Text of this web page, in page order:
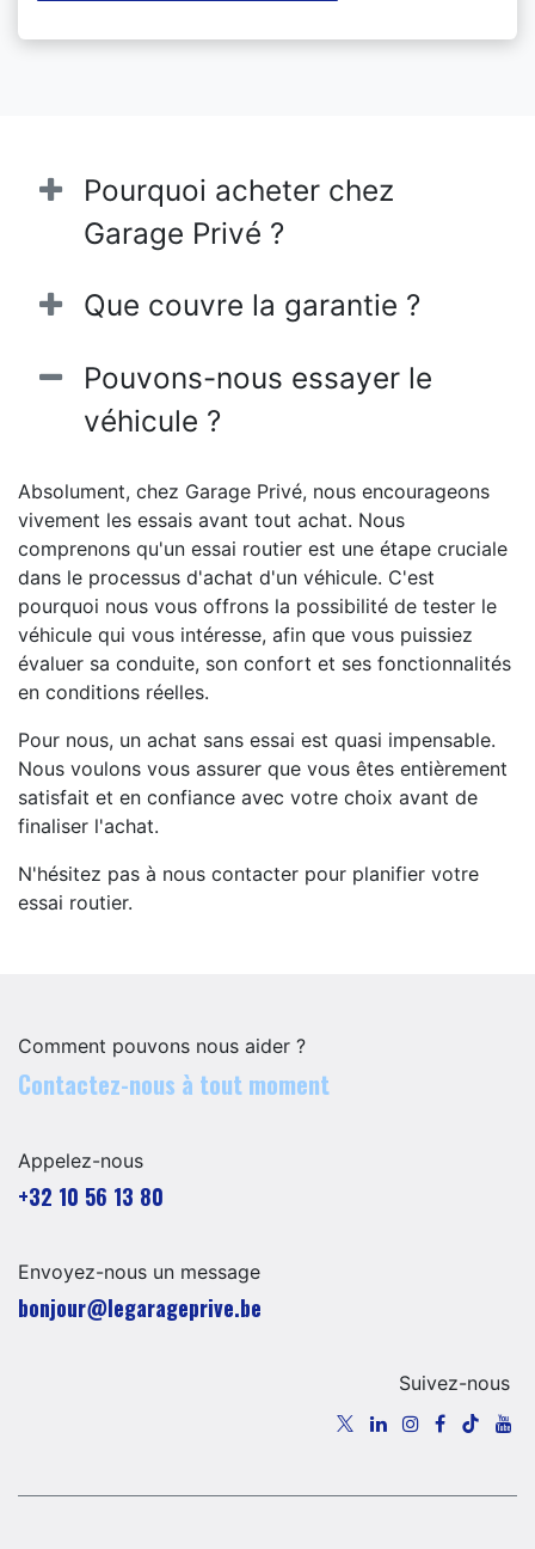
Pourquoi acheter chez
Garage Privé ?
Que couvre la garantie ?
Pouvons-nous essayer le
véhicule ?
Absolument, chez Garage Privé, nous encourageons
vivement les essais avant tout achat. Nous
comprenons qu'un essai routier est une étape cruciale
dans le processus d'achat d'un véhicule. C'est
pourquoi nous vous offrons la possibilité de tester le
véhicule qui vous intéresse, afin que vous puissiez
évaluer sa conduite, son confort et ses fonctionnalités
en conditions réelles.
Pour nous, un achat sans essai est quasi impensable.
Nous voulons vous assurer que vous êtes entièrement
satisfait et en confiance avec votre choix avant de
finaliser l'achat.
N'hésitez pas à nous contacter pour planifier votre
essai routier.
Comment pouvons nous aider ?
Contactez-nous à tout moment
Appelez-nous
+32 10 56 13 80
Envoyez-nous un message
​​​​​​​​​​​bo​n​jour​@​lega​ra​geprive.​b​e​​​
Suivez-nous